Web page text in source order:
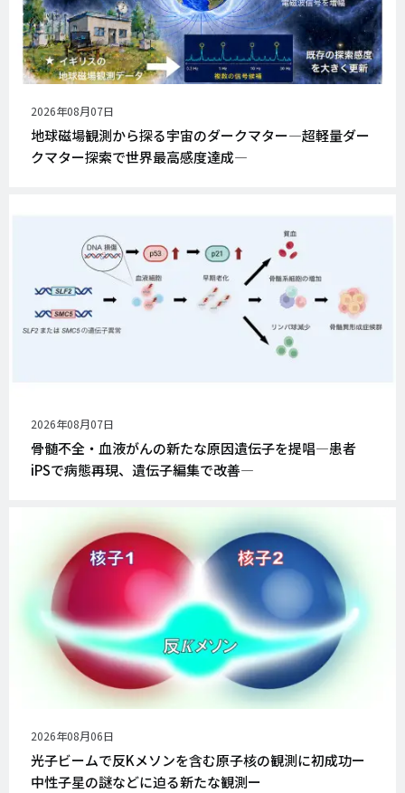
公
開
日
2026年08月07日
地球磁場観測から探る宇宙のダークマター―超軽量ダー
クマター探索で世界最高感度達成―
公
開
日
2026年08月07日
骨髄不全・血液がんの新たな原因遺伝子を提唱―患者
iPSで病態再現、遺伝子編集で改善―
公
開
日
2026年08月06日
光子ビームで反Kメソンを含む原子核の観測に初成功ー
中性子星の謎などに迫る新たな観測ー